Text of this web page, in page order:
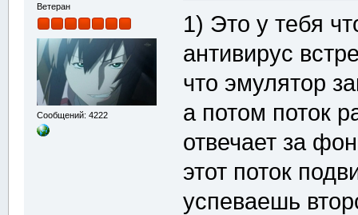
Ветеран
Сообщений: 4222
1) Это у тебя
антивирус
что эмулятор
а потом поток
отвечает за
этот поток
успеваешь